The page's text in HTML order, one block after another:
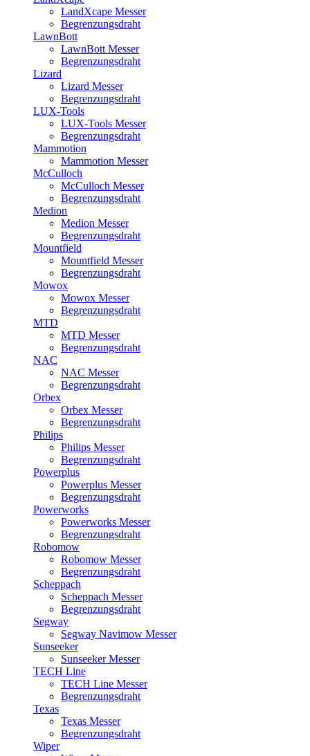
LandXcape Messer
Begrenzungsdraht
LawnBott
LawnBott Messer
Begrenzungsdraht
Lizard
Lizard Messer
Begrenzungsdraht
LUX-Tools
LUX-Tools Messer
Begrenzungsdraht
Mammotion
Mammotion Messer
McCulloch
McCulloch Messer
Begrenzungsdraht
Medion
Medion Messer
Begrenzungsdraht
Mountfield
Mountfield Messer
Begrenzungsdraht
Mowox
Mowox Messer
Begrenzungsdraht
MTD
MTD Messer
Begrenzungsdraht
NAC
NAC Messer
Begrenzungsdraht
Orbex
Orbex Messer
Begrenzungsdraht
Philips
Philips Messer
Begrenzungsdraht
Powerplus
Powerplus Messer
Begrenzungsdraht
Powerworks
Powerworks Messer
Begrenzungsdraht
Robomow
Robomow Messer
Begrenzungsdraht
Scheppach
Scheppach Messer
Begrenzungsdraht
Segway
Segway Navimow Messer
Sunseeker
Sunseeker Messer
TECH Line
TECH Line Messer
Begrenzungsdraht
Texas
Texas Messer
Begrenzungsdraht
Wiper